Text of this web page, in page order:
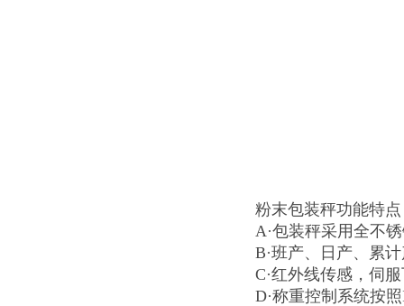
粉末包装秤功能特
A·包装秤采用全不
B·班产、日产、累
C·红外线传感，伺
D·称重控制系统按